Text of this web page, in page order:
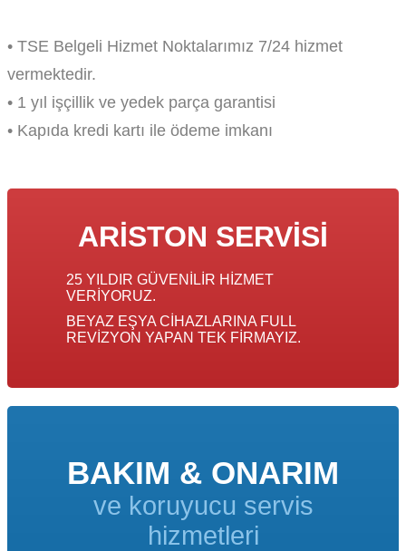
• TSE Belgeli Hizmet Noktalarımız 7/24 hizmet
vermektedir.
• 1 yıl işçillik ve yedek parça garantisi
• Kapıda kredi kartı ile ödeme imkanı
ARISTON SERVISI
25 YILDIR GÜVENILIR HIZMET
VERIYORUZ.
BEYAZ EŞYA CIHAZLARINA FULL
REVIZYON YAPAN TEK FIRMAYIZ.
BAKIM & ONARIM
ve koruyucu servis
hizmetleri